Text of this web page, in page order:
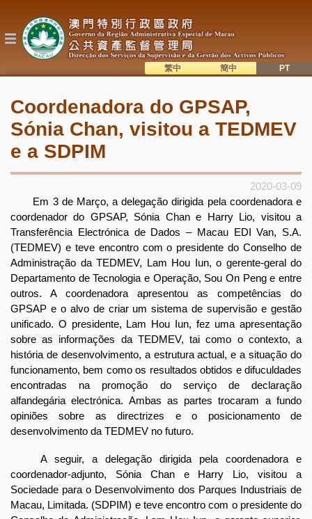
o
conteúdo
Coordenadora do GPSAP,
Sónia Chan, visitou a TEDMEV
e a SDPIM
2020-03-09
Em 3 de Março, a delegação dirigida pela coordenadora e
coordenador do GPSAP, Sónia Chan e Harry Lio, visitou a
Transferência Electrónica de Dados – Macau EDI Van, S.A.
(TEDMEV) e teve encontro com o presidente do Conselho de
Administração da TEDMEV, Lam Hou Iun, o gerente-geral do
Departamento de Tecnologia e Operação, Sou On Peng e entre
outros. A coordenadora apresentou as competências do
GPSAP e o alvo de criar um sistema de supervisão e gestão
unificado. O presidente, Lam Hou Iun, fez uma apresentação
sobre as informações da TEDMEV, tai como o contexto, a
história de desenvolvimento, a estrutura actual, e a situação do
funcionamento, bem como os resultados obtidos e difuculdades
encontradas na promoção do serviço de declaração
alfandegária electrónica. Ambas as partes trocaram a fundo
opiniões sobre as directrizes e o posicionamento de
desenvolvimento da TEDMEV no futuro.
A seguir, a delegação dirigida pela coordenadora e
coordenador-adjunto, Sónia Chan e Harry Lio, visitou a
Sociedade para o Desenvolvimento dos Parques Industriais de
Macau, Limitada. (SDPIM) e teve encontro com o presidente do